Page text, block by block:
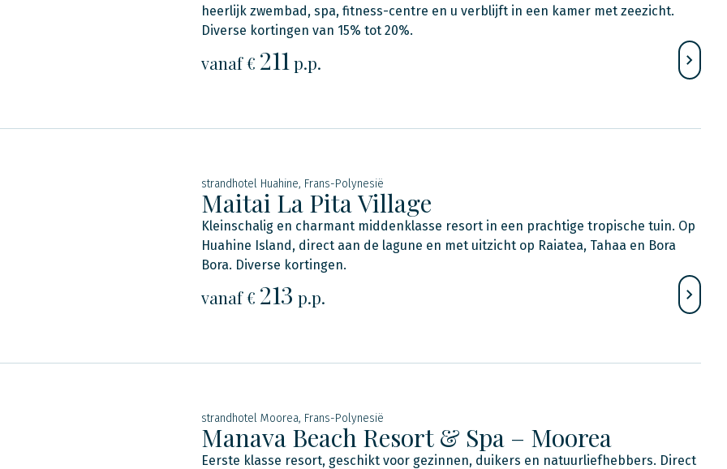
heerlijk zwembad, spa, fitness-centre en u verblijft in een kamer met zeezicht.
Diverse kortingen van 15% tot 20%.
vanaf € 211 p.p.
strandhotel Huahine, Frans-Polynesië
Maitai La Pita Village
Kleinschalig en charmant middenklasse resort in een prachtige tropische tuin. Op
Huahine Island, direct aan de lagune en met uitzicht op Raiatea, Tahaa en Bora
Bora. Diverse kortingen.
vanaf € 213 p.p.
strandhotel Moorea, Frans-Polynesië
Manava Beach Resort & Spa – Moorea
Eerste klasse resort, geschikt voor gezinnen, duikers en natuurliefhebbers. Direct